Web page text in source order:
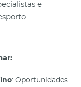
e
: Oportunidades